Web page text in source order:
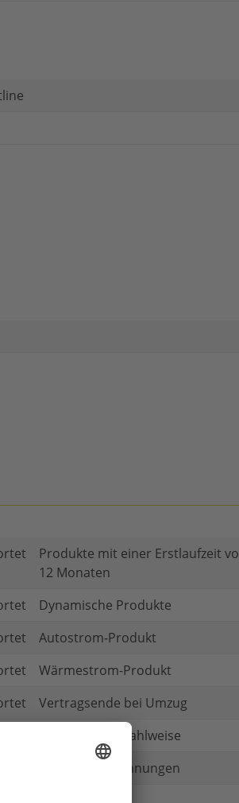
Produkte mit einer Erstlaufzeit
12 Monaten
Dynamische Produkte
Autostrom-Produkt
Wärmestrom-Produkt
Vertragsende bei Umzug
Mehr als eine Zahlweise
Gedruckte Rechnungen